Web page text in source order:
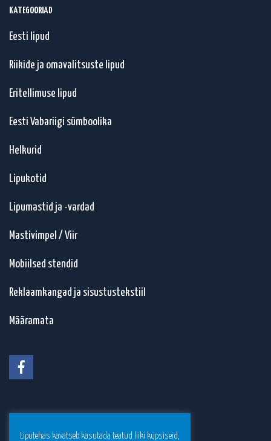
KATEGOORIAD
Eesti lipud
Riikide ja omavalitsuste lipud
Eritellimuse lipud
Eesti Vabariigi sümboolika
Helkurid
Lipukotid
Lipumastid ja -vardad
Mastivimpel / Viir
Mobiilsed stendid
Reklaamkangad ja sisustustekstiil
Määramata
Liputehas kavatseb kasutada teatud liiki küpsiseid,